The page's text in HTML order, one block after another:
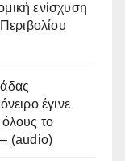
ενίσχυση
έγινε
το
(audio)